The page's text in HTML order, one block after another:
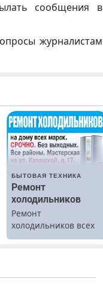
сообщения в
журналистам
БЫТОВАЯ ТЕХНИКА
Ремонт
холодильников
Ремонт
холодильников всех
марок на дому.